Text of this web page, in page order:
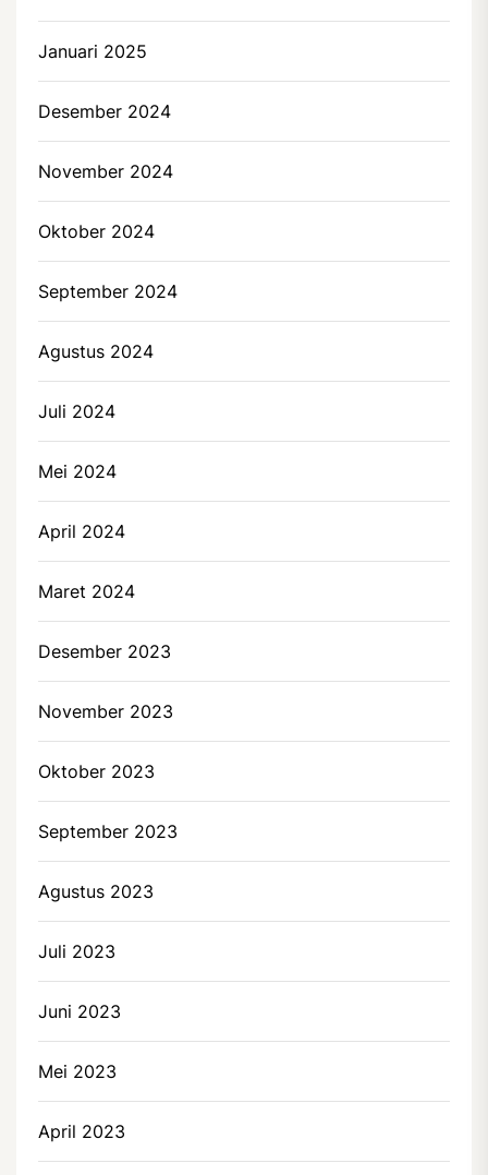
Januari 2025
Desember 2024
November 2024
Oktober 2024
September 2024
Agustus 2024
Juli 2024
Mei 2024
April 2024
Maret 2024
Desember 2023
November 2023
Oktober 2023
September 2023
Agustus 2023
Juli 2023
Juni 2023
Mei 2023
April 2023